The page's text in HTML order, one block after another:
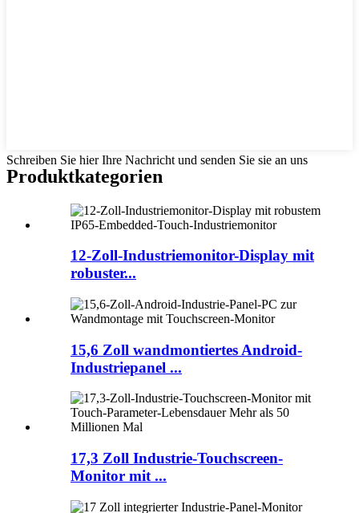
Schreiben Sie hier Ihre Nachricht und senden Sie sie an uns
Produktkategorien
12-Zoll-Industriemonitor-Display mit
robuster...
15,6 Zoll wandmontiertes Android-
Industriepanel ...
17,3 Zoll Industrie-Touchscreen-
Monitor mit ...